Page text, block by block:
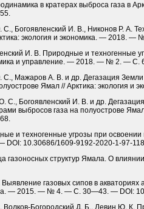
в кратерах выброса газа
Богоявленский И. В., Никонов Р. А.
экология и экономика. — 2018.
И. В. Природные и техногенные
и управление. — 2018. — № 2. — С.
Мажаров А. В. и др. Дегазация
Ямал // Арктика:
С., Богоявленский И. В. и др.
выбросов газа на полуострове
и техногенные угрозы при
10.30686/1609-9192-2020-1-97-
газоносных структур Ямала. О
газовых сипов в
— 2015. — № 4. — С. 30—43. — DOI:
Богородский Д. Б., Левин Ю. К.